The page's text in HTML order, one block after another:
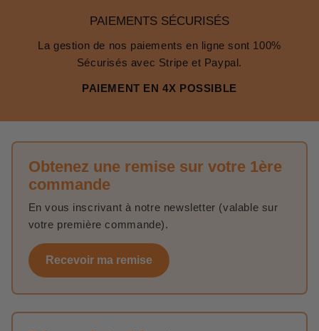
PAIEMENTS SÉCURISÉS
La gestion de nos paiements en ligne sont 100%
Sécurisés avec Stripe et Paypal.
PAIEMENT EN 4X POSSIBLE
Obtenez une remise sur votre 1ère
commande
En vous inscrivant à notre newsletter (valable sur
votre première commande).
Recevoir ma remise